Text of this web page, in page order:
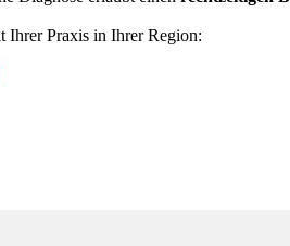
Ihrer Praxis in Ihrer Region: